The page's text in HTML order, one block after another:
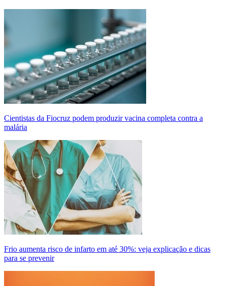
Cientistas da Fiocruz podem produzir vacina completa contra a
malária
Frio aumenta risco de infarto em até 30%: veja explicação e dicas
para se prevenir